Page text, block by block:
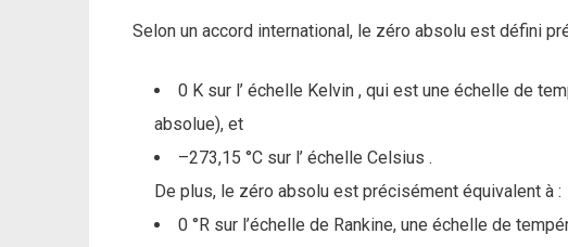
Selon un accord international, le zéro absolu est défini
0 K sur l’ échelle Kelvin , qui est une échelle de
absolue), et
–273,15 °C sur l’ échelle Celsius .
De plus, le zéro absolu est précisément équivalent à :
0 °R sur l’échelle de Rankine, une échelle de